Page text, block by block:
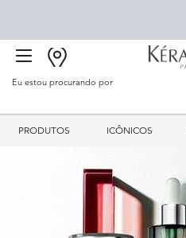
BUSCAR
Eu estou procurando por
PRODUTOS ICÔNICOS